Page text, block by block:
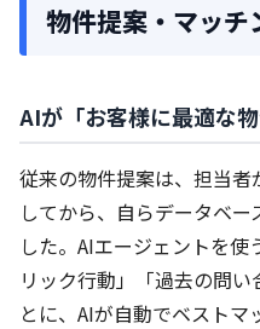
物件提案・マッ
AIが「お客様に最適な
従来の物件提案は、担当
してから、自らデータベ
した。AIエージェントを
リック行動」「過去の問
とに、AIが自動でベスト